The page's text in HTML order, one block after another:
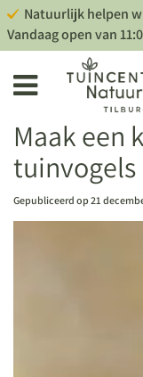
Natuurlijk helpen
Vandaag open van
Maak een
tuinvogels
Gepubliceerd op21